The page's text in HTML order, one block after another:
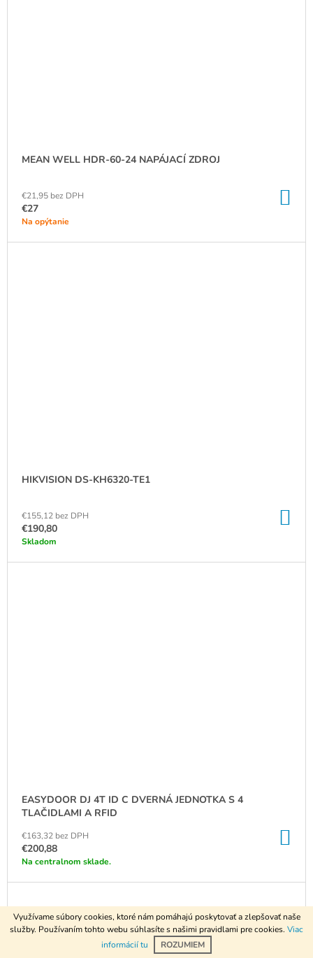
Využívame súbory cookies, ktoré nám pomáhajú poskytovať a zlepšovať naše
služby. Používaním tohto webu súhlasíte s našimi pravidlami pre cookies. Viac
informácií tu
ROZUMIEM
MEAN WELL HDR-60-24 NAPÁJACÍ ZDROJ
€21,95 bez DPH
€27
Na opýtanie
HIKVISION DS-KH6320-TE1
€155,12 bez DPH
€190,80
Skladom
EASYDOOR DJ 4T ID C DVERNÁ JEDNOTKA S 4
TLAČIDLAMI A RFID
€163,32 bez DPH
€200,88
Na centralnom sklade.